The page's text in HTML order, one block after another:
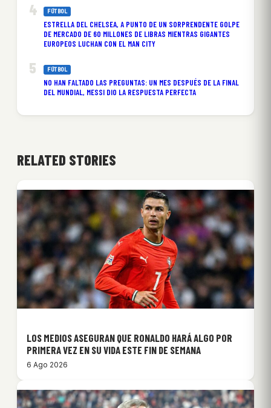
FÚTBOL
ESTRELLA DEL CHELSEA, A PUNTO DE UN SORPRENDENTE GOLPE
DE MERCADO DE 60 MILLONES DE LIBRAS MIENTRAS GIGANTES
EUROPEOS LUCHAN CON EL MAN CITY
FÚTBOL
NO HAN FALTADO LAS PREGUNTAS: UN MES DESPUÉS DE LA FINAL
DEL MUNDIAL, MESSI DIO LA RESPUESTA PERFECTA
RELATED STORIES
LOS MEDIOS ASEGURAN QUE RONALDO HARÁ ALGO POR
PRIMERA VEZ EN SU VIDA ESTE FIN DE SEMANA
6 Ago 2026